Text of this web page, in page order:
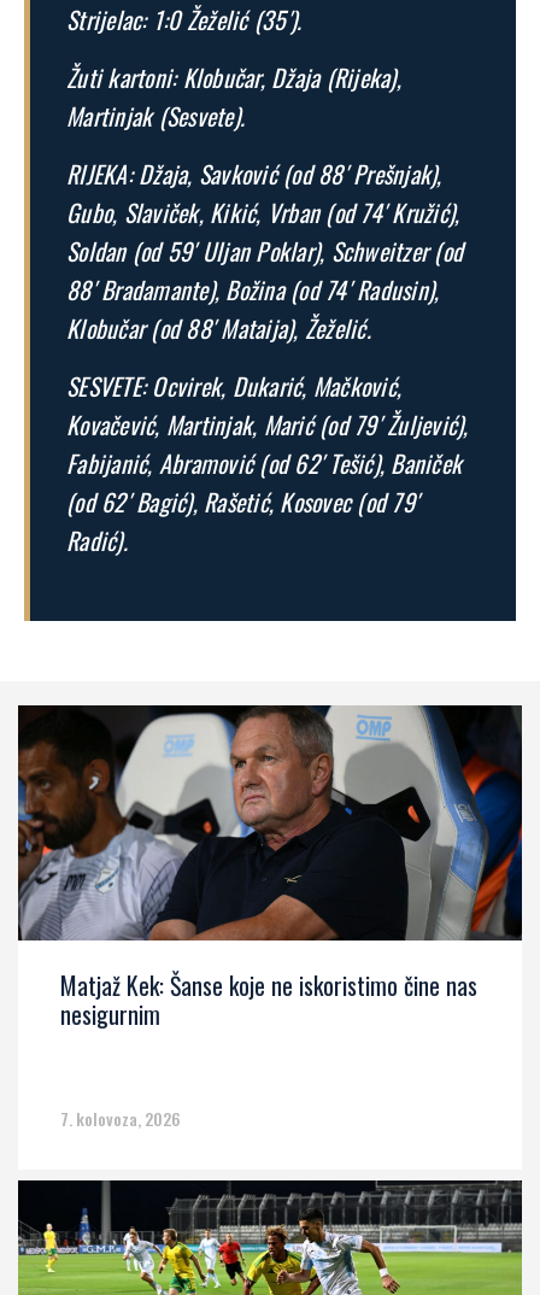
Strijelac: 1:0 Žeželić (35′).
Žuti kartoni: Klobučar, Džaja (Rijeka),
Martinjak (Sesvete).
RIJEKA: Džaja, Savković (od 88′ Prešnjak),
Gubo, Slaviček, Kikić, Vrban (od 74′ Kružić),
Soldan (od 59′ Uljan Poklar), Schweitzer (od
88′ Bradamante), Božina (od 74′ Radusin),
Klobučar (od 88′ Mataija), Žeželić.
SESVETE: Ocvirek, Dukarić, Mačković,
Kovačević, Martinjak, Marić (od 79′ Žuljević),
Fabijanić, Abramović (od 62′ Tešić), Baniček
(od 62′ Bagić), Rašetić, Kosovec (od 79′
Radić).
Matjaž Kek: Šanse koje ne iskoristimo čine nas
nesigurnim
7. kolovoza, 2026